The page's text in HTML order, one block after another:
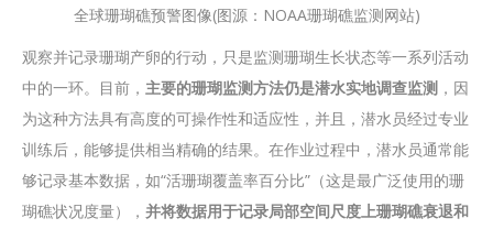
全球珊瑚礁预警图像(图源：NOAA珊瑚礁监测网站)
观察并记录珊瑚产卵的行动，只是监测珊瑚生长状态等一系列活动
中的一环。目前， 主要的珊瑚监测方法仍是潜水实地调查监测 ，因
为这种方法具有高度的可操作性和适应性，并且，潜水员经过专业
训练后，能够提供相当精确的结果。在作业过程中，潜水员通常能
够记录基本数据，如“活珊瑚覆盖率百分比”（这是最广泛使用的珊
瑚礁状况度量）， 并将数据用于记录局部空间尺度上珊瑚礁衰退和